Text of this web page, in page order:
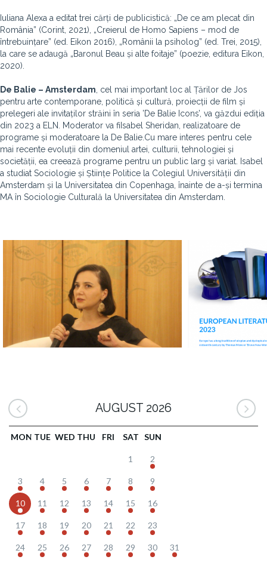
Iuliana Alexa a editat trei cărți de publicistică: „De ce am plecat din
România” (Corint, 2021), „Creierul de Homo Sapiens – mod de
întrebuințare” (ed. Eikon 2016), „Românii la psiholog” (ed. Trei, 2015),
la care se adaugă „Baronul Beau și alte foitaje” (poezie, editura Eikon,
2020).
De Balie – Amsterdam , cel mai important loc al Țărilor de Jos
pentru arte contemporane, politică și cultură, proiecții de film și
prelegeri ale invitaților străini în seria ’De Balie Icons’, va găzdui ediția
din 2023 a ELN. Moderator va fiIsabel Sheridan, realizatoare de
programe și moderatoare la De Balie.Cu mare interes pentru cele
mai recente evoluții din domeniul artei, culturii, tehnologiei și
societății, ea creează programe pentru un public larg și variat. Isabel
a studiat Sociologie și Științe Politice la Colegiul Universității din
Amsterdam și la Universitatea din Copenhaga, înainte de a-și termina
MA în Sociologie Culturală la Universitatea din Amsterdam.
AUGUST 2026
MON TUE WED THU FRI SAT SUN
1 2
3 4 5 6 7 8 9
10 11 12 13 14 15 16
17 18 19 20 21 22 23
24 25 26 27 28 29 30 31